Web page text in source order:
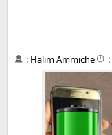
: Halim Ammiche :